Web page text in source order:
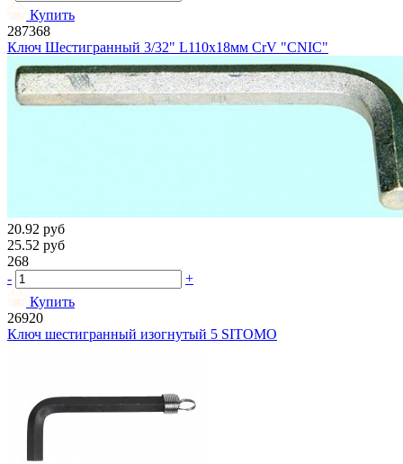
Купить
287368
Ключ Шестигранный 3/32" L110х18мм CrV "CNIC"
20.92 руб
25.52 руб
268
-
+
Купить
26920
Ключ шестигранный изогнутый 5 SITOMO